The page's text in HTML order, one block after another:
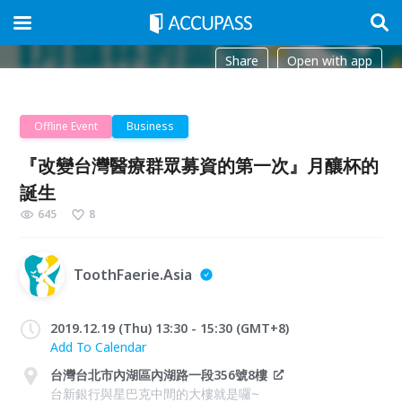
Share Open with app
Offline Event Business
『改變台灣醫療群眾募資的第一次』月釀杯的
誕生
645 8
ToothFaerie.Asia
2019.12.19 (Thu) 13:30 - 15:30 (GMT+8)
Add To Calendar
台灣台北市內湖區內湖路一段356號8樓
台新銀行與星巴克中間的大樓就是囉~